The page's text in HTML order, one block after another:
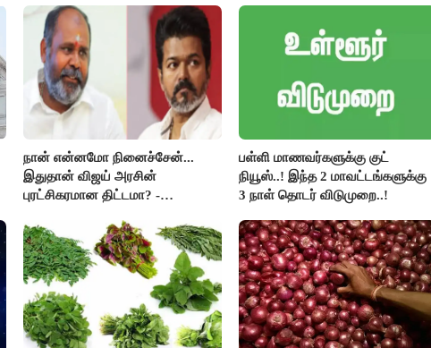
நான் என்னமோ நினைச்சேன்...
இதுதான் விஜய் அரசின்
புரட்சிகரமான திட்டமா? -
பள்ளி மாணவர்களுக்கு குட்
நியூஸ்..! இந்த 2 மாவட்டங்களுக்கு
3 நாள் தொடர் விடுமுறை..!